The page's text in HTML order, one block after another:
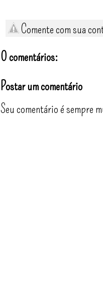
Comente com sua
0 comentários:
Postar um comentário
Seu comentário é sempre